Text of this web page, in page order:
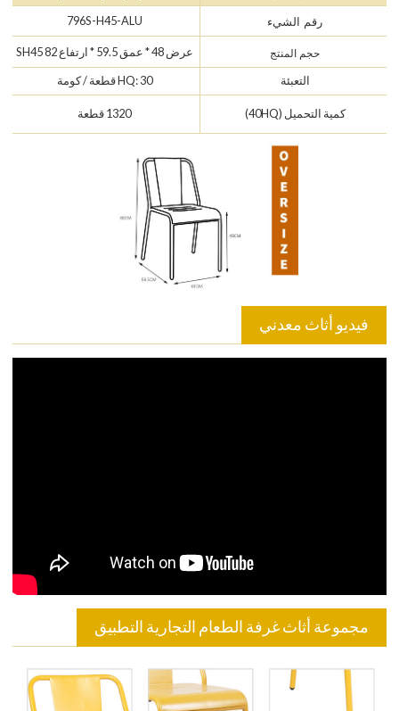
رقم الشيء 796S-H45-ALU
حجم المنتج عرض 48 * عمق 59.5 * ارتفاع 82 SH45
التعبئة HQ: 30 قطعة / كومة
كمية التحميل (40HQ) 1320 قطعة
فيديو أثاث معدني
مجموعة أثاث غرفة الطعام التجارية التطبيق